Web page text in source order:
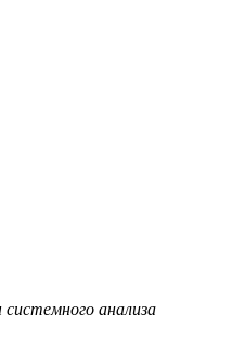
анализа